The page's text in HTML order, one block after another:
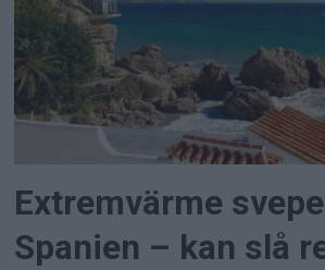
Extremvärme
Spanien – kan slå